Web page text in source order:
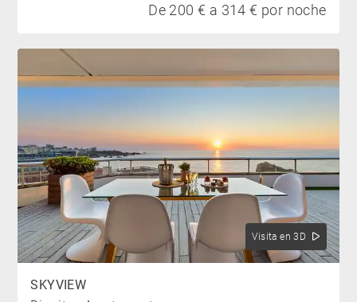
De 200 € a 314 € por noche
Visita en 3D
SKYVIEW